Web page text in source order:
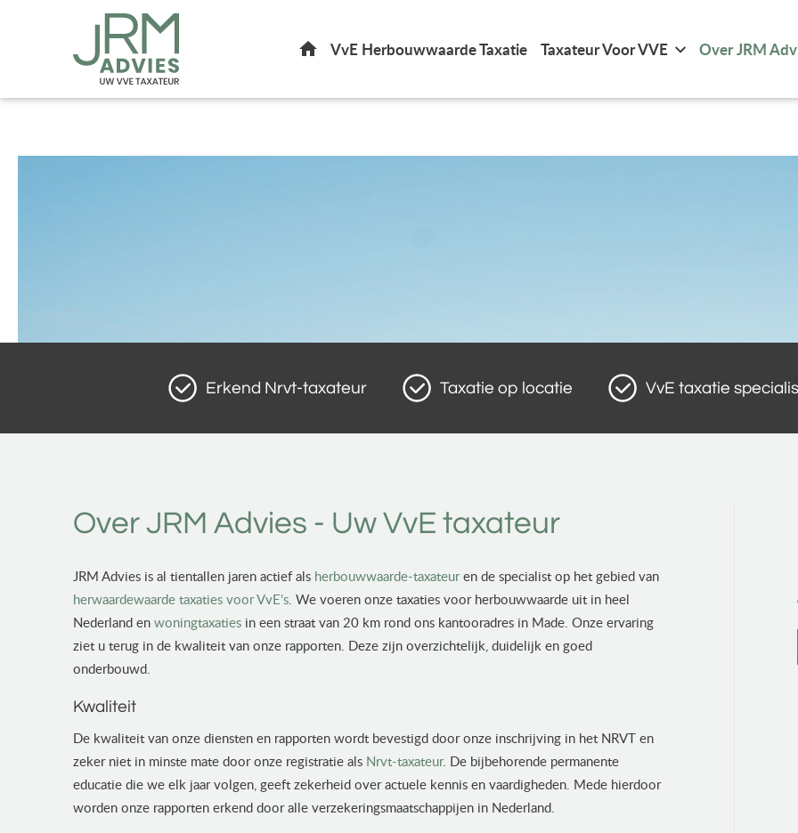
HomeVvE Herbouwwaarde Taxatie Taxateur Voor VVE Over JRM
Erkend Nrvt-taxateur Taxatie op locatie VvE taxatie
Over JRM Advies - Uw VvE taxateur
JRM Advies is al tientallen jaren actief als herbouwwaarde-taxateuren de specialist op het gebied van
herwaardewaarde taxaties voor VvE's. We voeren onze taxaties voor herbouwwaarde uit in heel
Nederland en woningtaxaties in een straat van 20 km rond ons kantooradres in Made. Onze ervaring
ziet u terug in de kwaliteit van onze rapporten. Deze zijn overzichtelijk, duidelijk en goed
onderbouwd.
Kwaliteit
De kwaliteit van onze diensten en rapporten wordt bevestigd door onze inschrijving in het NRVT en
zeker niet in minste mate door onze registratie als Nrvt-taxateur. De bijbehorende permanente
educatie die we elk jaar volgen, geeft zekerheid over actuele kennis en vaardigheden. Mede hierdoor
worden onze rapporten erkend door alle verzekeringsmaatschappijen in Nederland.